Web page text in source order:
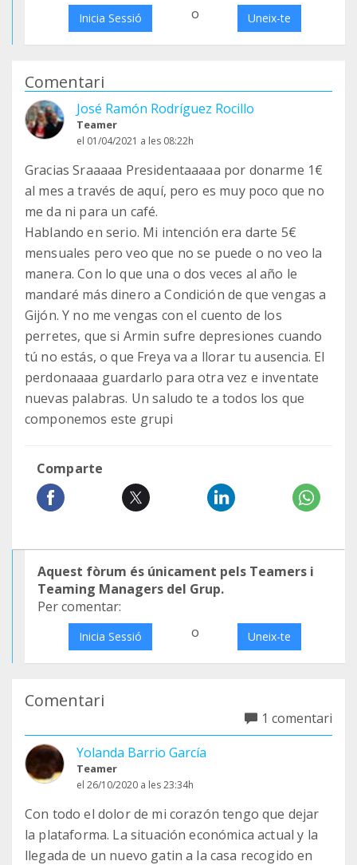
Inicia Sessió o Uneix-te
Comentari
José Ramón Rodríguez Rocillo
Teamer
el 01/04/2021 a les 08:22h
Gracias Sraaaaa Presidentaaaaa por donarme 1€
al mes a través de aquí, pero es muy poco que no
me da ni para un café.
Hablando en serio. Mi intención era darte 5€
mensuales pero veo que no se puede o no veo la
manera. Con lo que una o dos veces al año le
mandaré más dinero a Condición de que vengas a
Gijón. Y no me vengas con el cuento de los
perretes, que si Armin sufre depresiones cuando
tú no estás, o que Freya va a llorar tu ausencia. El
perdonaaaa guardarlo para otra vez e inventate
nuevas palabras. Un saludo te a todos los que
componemos este grupi
Comparte
Aquest fòrum és únicament pels Teamers i
Teaming Managers del Grup.
Per comentar:
Inicia Sessió o Uneix-te
Comentari
1 comentari
Yolanda Barrio García
Teamer
el 26/10/2020 a les 23:34h
Con todo el dolor de mi corazón tengo que dejar
la plataforma. La situación económica actual y la
llegada de un nuevo gatin a la casa recogido en